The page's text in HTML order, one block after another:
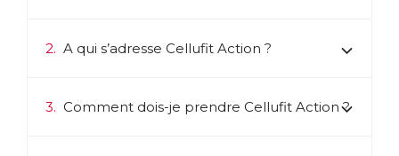
2. A qui s’adresse Cellufit Action ?
3. Comment dois-je prendre Cellufit Action ?